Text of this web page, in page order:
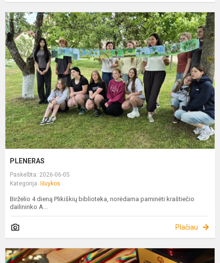
PLENERAS
Paskelbta: 2026-06-05
Kategorija: Išvykos
Birželio 4 dieną Plikiškių biblioteka, norėdama paminėti kraštiečio
dailininko A...
Plačiau